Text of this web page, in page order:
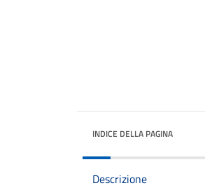
INDICE DELLA PAGINA
Descrizione